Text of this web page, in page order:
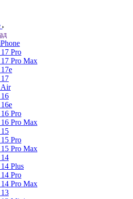
Pro
Pro Max
Air
Pro
Pro Max
Pro
Pro Max
Plus
Pro
Pro Max